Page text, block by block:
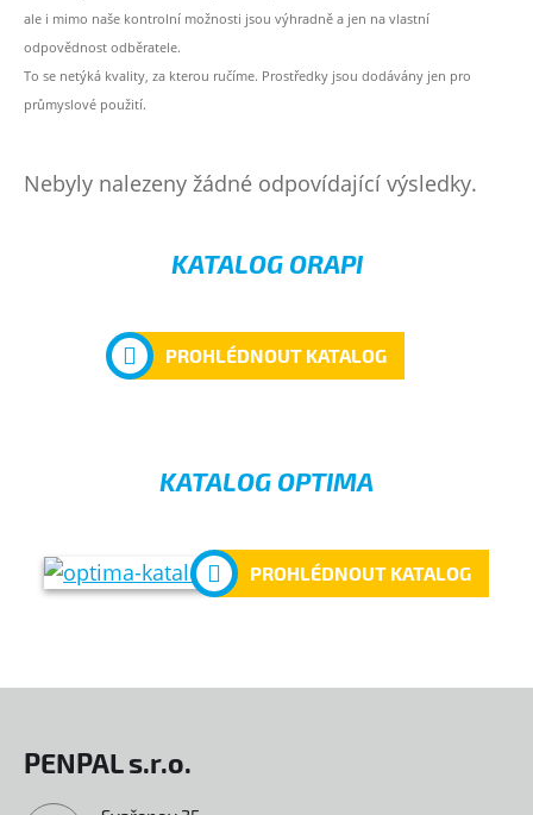
ale i mimo naše kontrolní možnosti jsou výhradně a jen na vlastní
odpovědnost odběratele.
To se netýká kvality, za kterou ručíme. Prostředky jsou dodávány jen pro
průmyslové použití.
Nebyly nalezeny žádné odpovídající výsledky.
KATALOG ORAPI
PROHLÉDNOUT KATALOG
KATALOG OPTIMA
PROHLÉDNOUT KATALOG
PENPAL s.r.o.